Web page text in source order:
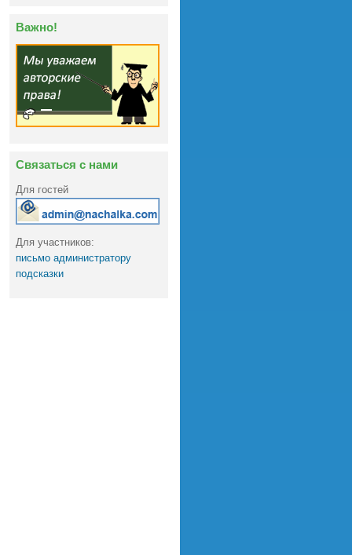
Важно!
Связаться с нами
Для гостей
Для участников:
письмо администратору
подсказки